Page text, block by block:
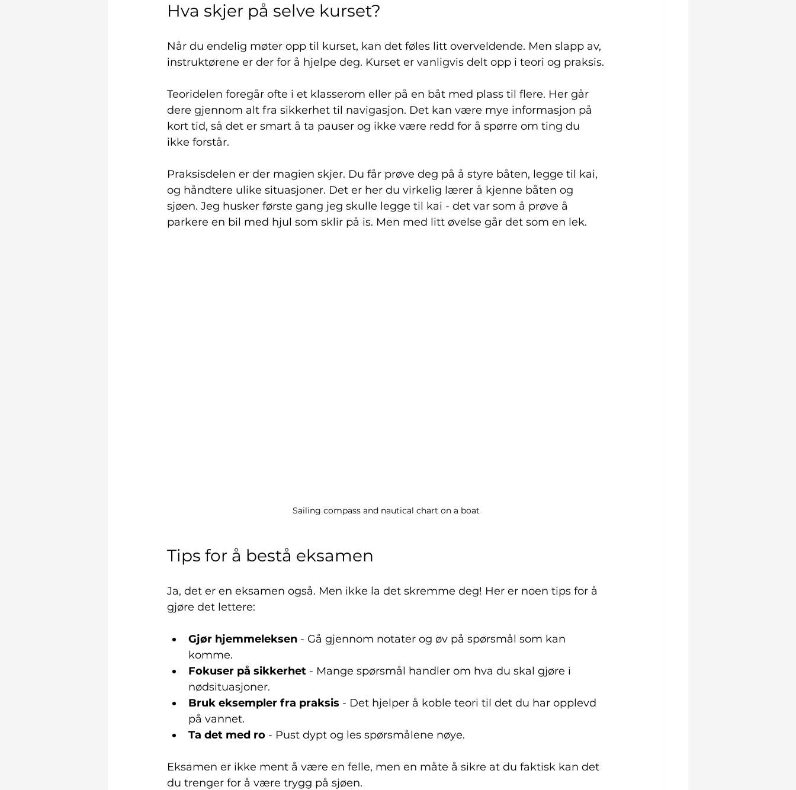
Hva skjer på selve kurset?
Når du endelig møter opp til kurset, kan det føles litt overveldende. Men slapp av,
instruktørene er der for å hjelpe deg. Kurset er vanligvis delt opp i teori og praksis.
Teoridelen foregår ofte i et klasserom eller på en båt med plass til flere. Her går
dere gjennom alt fra sikkerhet til navigasjon. Det kan være mye informasjon på
kort tid, så det er smart å ta pauser og ikke være redd for å spørre om ting du
ikke forstår.
Praksisdelen er der magien skjer. Du får prøve deg på å styre båten, legge til kai,
og håndtere ulike situasjoner. Det er her du virkelig lærer å kjenne båten og
sjøen. Jeg husker første gang jeg skulle legge til kai - det var som å prøve å
parkere en bil med hjul som sklir på is. Men med litt øvelse går det som en lek.
Sailing compass and nautical chart on a boat
Tips for å bestå eksamen
Ja, det er en eksamen også. Men ikke la det skremme deg! Her er noen tips for å
gjøre det lettere:
Gjør hjemmeleksen - Gå gjennom notater og øv på spørsmål som kan
komme.
Fokuser på sikkerhet - Mange spørsmål handler om hva du skal gjøre i
nødsituasjoner.
Bruk eksempler fra praksis - Det hjelper å koble teori til det du har opplevd
på vannet.
Ta det med ro - Pust dypt og les spørsmålene nøye.
Eksamen er ikke ment å være en felle, men en måte å sikre at du faktisk kan det
du trenger for å være trygg på sjøen.